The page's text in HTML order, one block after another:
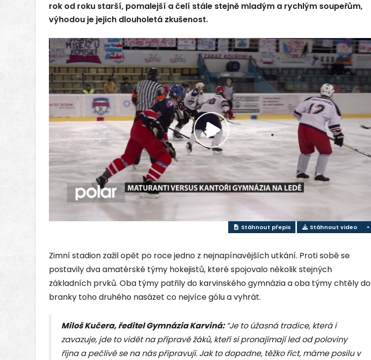
rok od roku starší, pomalejší a čelí stále stejně mladým a rychlým soupeřům,
výhodou je jejich dlouholetá zkušenost.
Přehrát
video
Stáhnout přepis Stáhnout video
Zimní stadion zažil opět po roce jedno z nejnapínavějších utkání. Proti sobě se
postavily dva amatérské týmy hokejistů, které spojovalo několik stejných
základních prvků. Oba týmy patřily do karvinského gymnázia a oba týmy chtěly do
branky toho druhého nasázet co nejvíce gólu a vyhrát.
Miloš Kučera, ředitel Gymnázia Karviná:“Je to úžasná tradice, která i
zavazuje, jde to vidět na přípravě žáků, kteří si pronajímají led od poloviny
října a pečlivě se na nás připravují. Jak to dopadne, těžko říct, máme posilu v